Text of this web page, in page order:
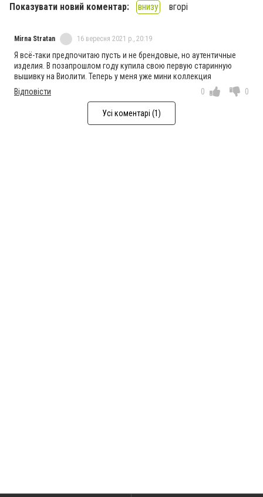
Показувати новий коментар: внизу вгорі
Mirna Stratan 16 вересня 2021 р., 20:19
Я всё-таки предпочитаю пусть и не брендовые, но аутентичные
изделия. В позапрошлом году купила свою первую старинную
вышивку на Виолити. Теперь у меня уже мини коллекция
Відповісти
0 0
Усі коментарі (1)